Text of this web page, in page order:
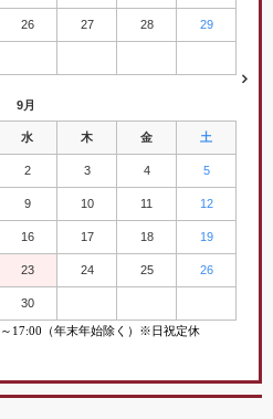
26 27 28 29
9月
水 木 金 土
2 3 4 5
9 10 11 12
16 17 18 19
23 24 25 26
30
～ 17:00（年末年始除く）※日祝定休